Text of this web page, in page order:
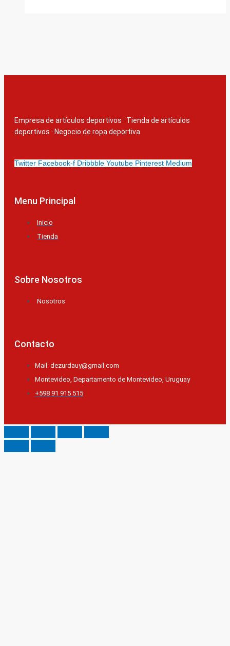
Empresa de artículos deportivos · Tienda de artículos
deportivos · Negocio de ropa deportiva
Twitter Facebook-f Dribbble Youtube Pinterest Medium
Menu Principal
Inicio
Tienda
Sobre Nosotros
Nosotros
Contacto
Mail: dezurdauy@gmail.com
Montevideo, Departamento de Montevideo, Uruguay
+598 91 915 515